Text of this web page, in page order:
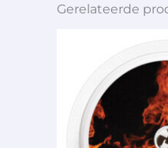
Gerelateerde